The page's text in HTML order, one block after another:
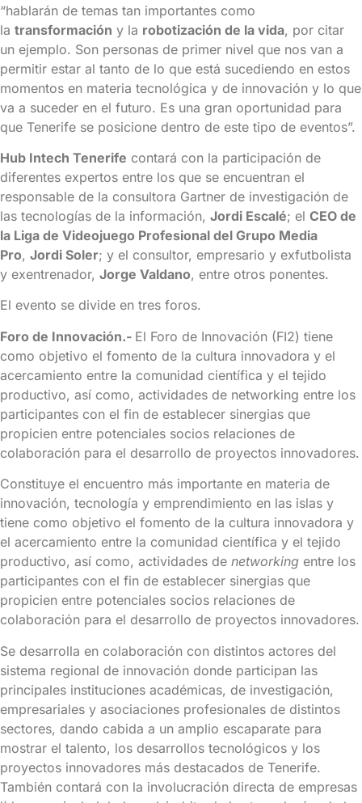
“hablarán de temas tan importantes como
la transformación y la robotización de la vida, por citar
un ejemplo. Son personas de primer nivel que nos van a
permitir estar al tanto de lo que está sucediendo en estos
momentos en materia tecnológica y de innovación y lo que
va a suceder en el futuro. Es una gran oportunidad para
que Tenerife se posicione dentro de este tipo de eventos”.
Hub Intech Tenerife contará con la participación de
diferentes expertos entre los que se encuentran el
responsable de la consultora Gartner de investigación de
las tecnologías de la información, Jordi Escalé; el CEO de
la Liga de Videojuego Profesional del Grupo Media
Pro, Jordi Soler; y el consultor, empresario y exfutbolista
y exentrenador, Jorge Valdano, entre otros ponentes.
El evento se divide en tres foros.
Foro de Innovación.- El Foro de Innovación (FI2) tiene
como objetivo el fomento de la cultura innovadora y el
acercamiento entre la comunidad científica y el tejido
productivo, así como, actividades de networking entre los
participantes con el fin de establecer sinergias que
propicien entre potenciales socios relaciones de
colaboración para el desarrollo de proyectos innovadores.
Constituye el encuentro más importante en materia de
innovación, tecnología y emprendimiento en las islas y
tiene como objetivo el fomento de la cultura innovadora y
el acercamiento entre la comunidad científica y el tejido
productivo, así como, actividades de networking entre los
participantes con el fin de establecer sinergias que
propicien entre potenciales socios relaciones de
colaboración para el desarrollo de proyectos innovadores.
Se desarrolla en colaboración con distintos actores del
sistema regional de innovación donde participan las
principales instituciones académicas, de investigación,
empresariales y asociaciones profesionales de distintos
sectores, dando cabida a un amplio escaparate para
mostrar el talento, los desarrollos tecnológicos y los
proyectos innovadores más destacados de Tenerife.
También contará con la involucración directa de empresas